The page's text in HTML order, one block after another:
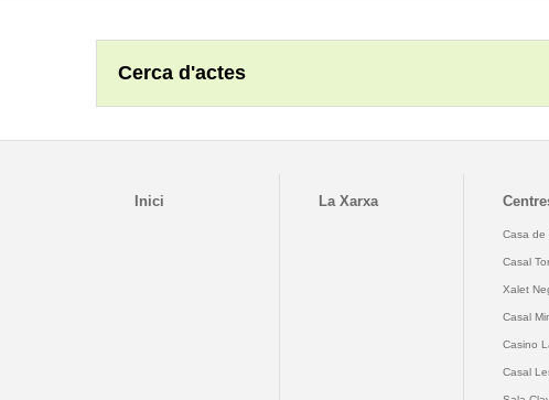
Cerca d'actes
Inici La Xarxa
Casa de
Casal
Xalet
Casal
Casino
Casal